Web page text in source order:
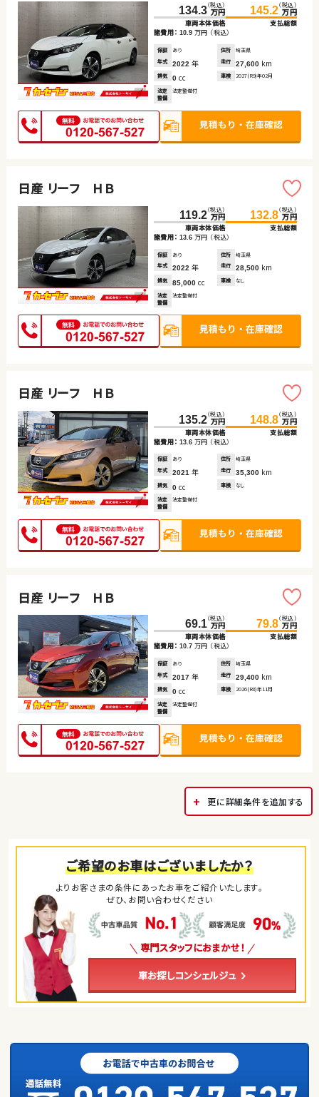
134.3（税込）
万円
車両本体価格
145.2（税込）
万円
支払総額
諸費用： 10.9 万円 （税込）
保証 あり 住所
埼玉県
年式
2022 年 走行 27,600 km
排気 0 cc 車検 2027(R9)年02月
法定
整備
法定整備付
日産 リーフ ＨＢ
119.2（税込）
万円
車両本体価格
132.8（税込）
万円
支払総額
諸費用： 13.6 万円 （税込）
保証 あり 住所
埼玉県
年式
2022 年 走行 28,500 km
排気 85,000 cc 車検 なし
法定
整備
法定整備付
日産 リーフ ＨＢ
135.2（税込）
万円
車両本体価格
148.8（税込）
万円
支払総額
諸費用： 13.6 万円 （税込）
保証 あり 住所
埼玉県
年式
2021 年 走行 35,300 km
排気 0 cc 車検 なし
法定
整備
法定整備付
日産 リーフ ＨＢ
69.1（税込）
万円
車両本体価格
79.8（税込）
万円
支払総額
諸費用： 10.7 万円 （税込）
保証 あり 住所
埼玉県
年式
2017 年 走行 29,400 km
排気 0 cc 車検 2026(R8)年11月
法定
整備
法定整備付
更に詳細条件を追加する
ご希望のお車はございましたか？
よりお客さまの条件にあったお車をご紹介いたします。
ぜひ、お問い合わせください
専門スタッフにおまかせ！
車お探しコンシェルジュ